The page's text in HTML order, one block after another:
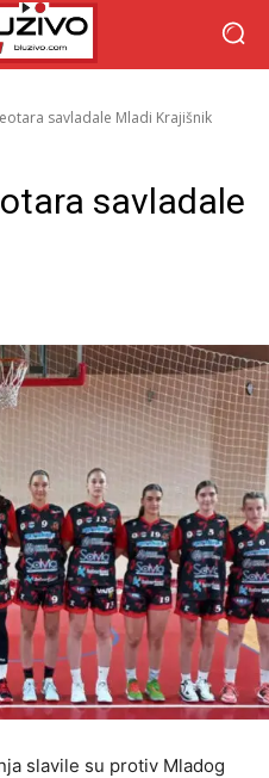
savladale Mladi Krajišnik
savladale
slavile su protiv Mladog